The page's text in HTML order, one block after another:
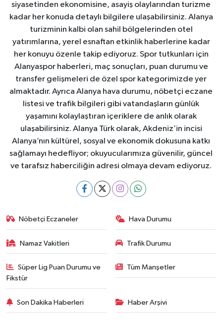
siyasetinden ekonomisine, asayiş olaylarından turizme
kadar her konuda detaylı bilgilere ulaşabilirsiniz. Alanya
turizminin kalbi olan sahil bölgelerinden otel
yatırımlarına, yerel esnaftan etkinlik haberlerine kadar
her konuyu özenle takip ediyoruz. Spor tutkunları için
Alanyaspor haberleri, maç sonuçları, puan durumu ve
transfer gelişmeleri de özel spor kategorimizde yer
almaktadır. Ayrıca Alanya hava durumu, nöbetçi eczane
listesi ve trafik bilgileri gibi vatandaşların günlük
yaşamını kolaylaştıran içeriklere de anlık olarak
ulaşabilirsiniz. Alanya Türk olarak, Akdeniz’in incisi
Alanya’nın kültürel, sosyal ve ekonomik dokusuna katkı
sağlamayı hedefliyor; okuyucularımıza güvenilir, güncel
ve tarafsız haberciliğin adresi olmaya devam ediyoruz.
Nöbetçi Eczaneler Hava Durumu
Namaz Vakitleri Trafik Durumu
Süper Lig Puan Durumu ve
Fikstür
Tüm Manşetler
Son Dakika Haberleri Haber Arşivi